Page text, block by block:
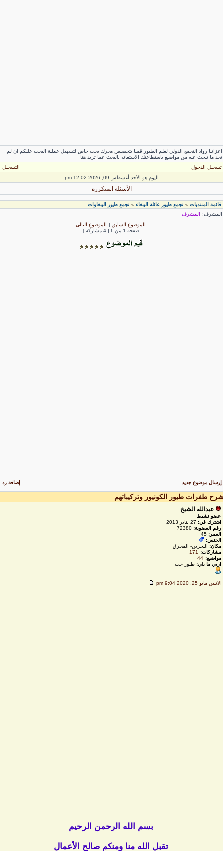
رواد التجمع الدولي لعلم الطيور قمنا بتخصيص محرك بحث خاص لتسهيل عملية البحث عليكم ان لم
ما تبحث عنه من مواضيع باستطاعتك الاستعانه بالبحث عما تريد هنا
تسجيل الدخول
التسجيل
اليوم هو الأحد أغسطس 09, 2026 12:02 pm
الأسئلة المتكررة
قائمة المنتديات» تجمع طيور عائلة الببغاء» تجمع طيور الببغاوات
المشرف
الموضوع السابق| الموضوع التالي
صفحة1 من [ 4 مشاركة ]
إرسال موضوع جديد إضافة رد
طفرات طيور الكونيور وتركيباتهم
عبدالله الشيخ
عضو نشيط
اشترك في:27 يناير 2013
رقم العضوية:72380
العمر: 45
الجنس:
مكان:البحرين- المحرق
مشاركات:
171
مواضيع:
44
اربي ما يلي:طيور حب
الاثنين مايو 25, 2020 9:04 pm
بسم الله الرحمن الرحيم
تقبل الله منا ومنكم صالح الأعمال